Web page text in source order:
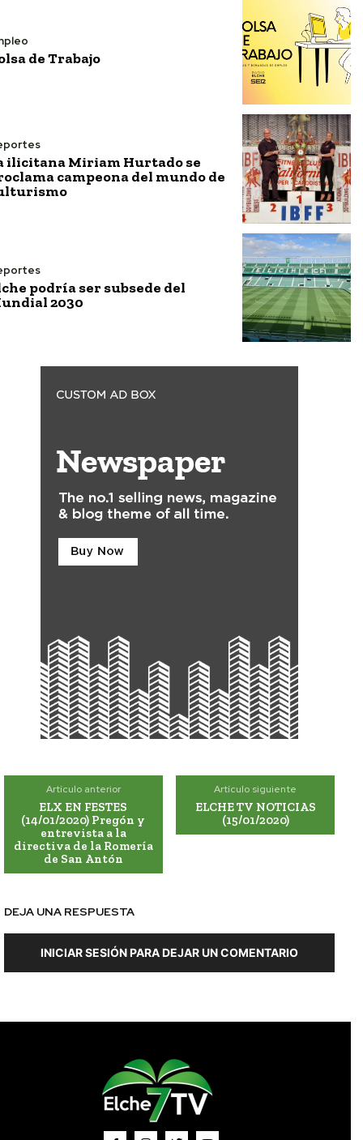
de Trabajo
ilicitana Miriam Hurtado se
campeona del mundo de
podría ser subsede del
2030
Artículo anterior
ELX EN FESTES
(14/01/2020) Pregón y
entrevista a la
directiva de la Romería
de San Antón
Artículo siguiente
ELCHE TV NOTICIAS
(15/01/2020)
DEJA UNA RESPUESTA
INICIAR SESIÓN PARA DEJAR UN COMENTARIO